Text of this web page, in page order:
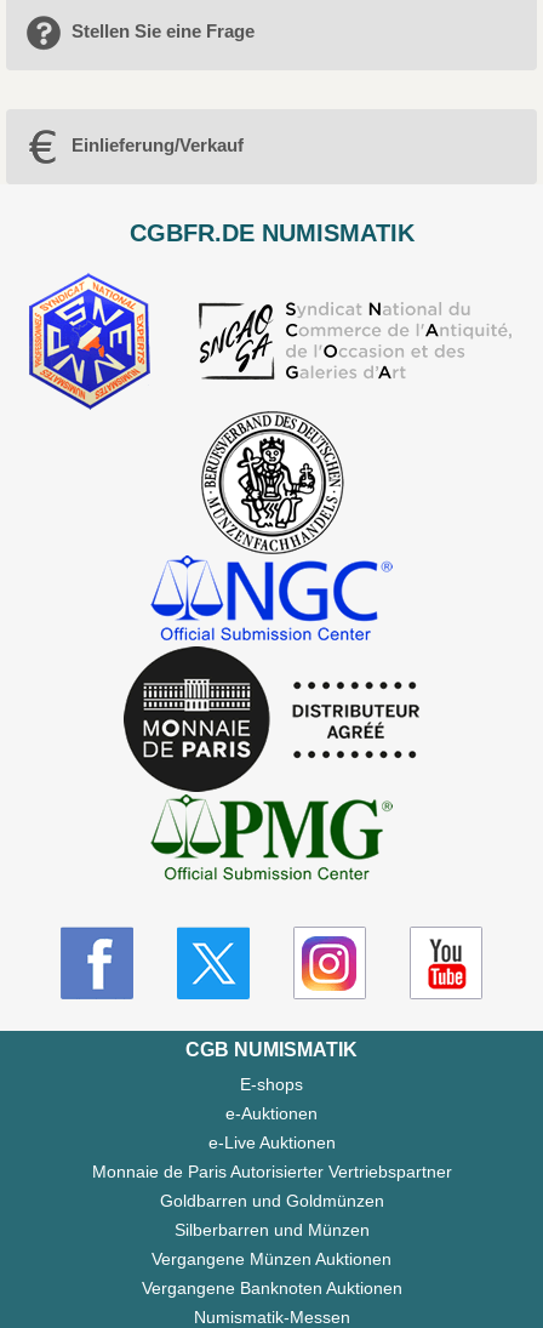
Stellen Sie eine Frage
Einlieferung/Verkauf
CGBFR.DE NUMISMATIK
CGB NUMISMATIK
E-shops
e-Auktionen
e-Live Auktionen
Monnaie de Paris Autorisierter Vertriebspartner
Goldbarren und Goldmünzen
Silberbarren und Münzen
Vergangene Münzen Auktionen
Vergangene Banknoten Auktionen
Numismatik-Messen